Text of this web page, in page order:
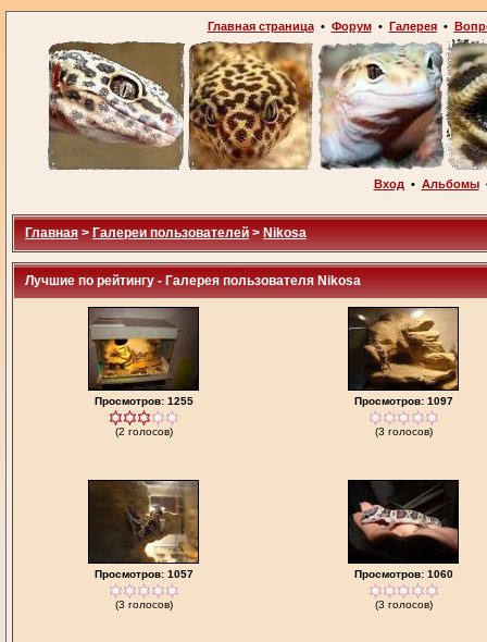
Главная страница• Форум• Галерея•
Вход • Альбомы
Главная > Галереи пользователей > Nikosa
Лучшие по рейтингу - Галерея пользователя Nikosa
Просмотров: 1255
(2 голосов)
Просмотров: 1097
(3 голосов)
Просмотров: 1057
(3 голосов)
Просмотров: 1060
(3 голосов)